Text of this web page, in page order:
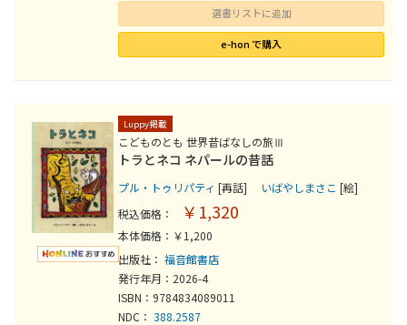
選書リストに追加
e-hon で購入
Luppy掲載
こどものとも 世界昔ばなしの旅Ⅲ
トラとネコ ネパールの昔話
プル・トゥリパティ [再話] いばやしまさこ [絵]
税込価格：
￥1,320
本体価格：￥1,200
出版社： 福音館書店
発行年月：2026-4
ISBN：9784834089011
NDC： 388.2587